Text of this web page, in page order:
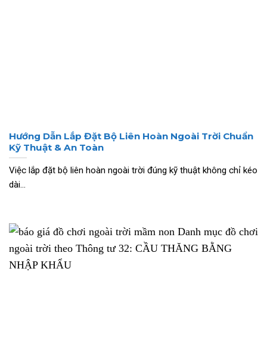
Hướng Dẫn Lắp Đặt Bộ Liên Hoàn Ngoài Trời Chuẩn
Kỹ Thuật & An Toàn
Việc lắp đặt bộ liên hoàn ngoài trời đúng kỹ thuật không chỉ kéo
dài...